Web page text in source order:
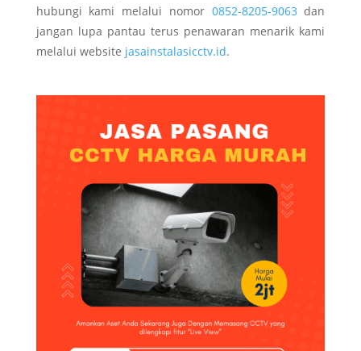
hubungi kami melalui nomor 0852-8205-9063dan
jangan lupa pantau terus penawaran menarik kami
melalui website jasainstalasicctv.id.